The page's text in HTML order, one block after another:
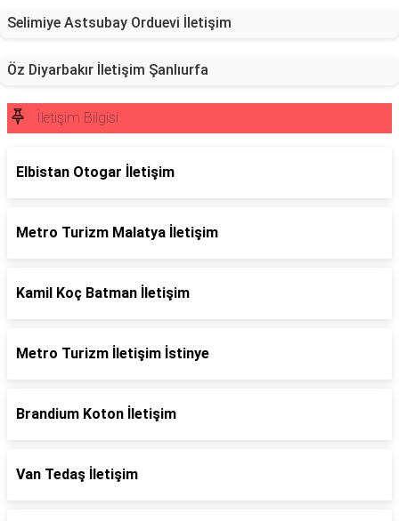
Selimiye Astsubay Orduevi İletişim
Öz Diyarbakır İletişim Şanlıurfa
İletişim Bilgisi
Elbistan Otogar İletişim
Metro Turizm Malatya İletişim
Kamil Koç Batman İletişim
Metro Turizm İletişim İstinye
Brandium Koton İletişim
Van Tedaş İletişim